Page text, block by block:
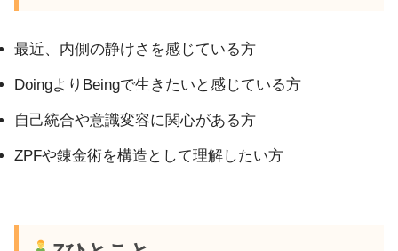
最近、内側の静けさを感じている方
DoingよりBeingで生きたいと感じている方
自己統合や意識変容に関心がある方
ZPFや錬金術を構造として理解したい方